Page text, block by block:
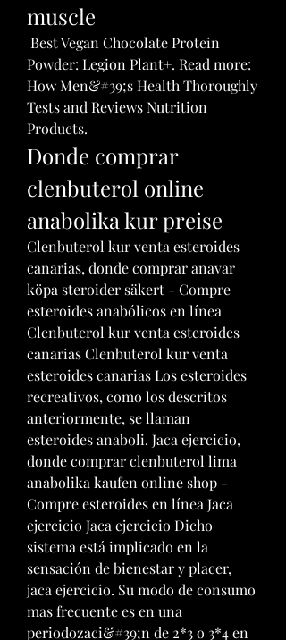
muscle
Powder: Legion Plant+. Read more:
How Men&#39;s Health Thoroughly
Tests and Reviews Nutrition
Products.
Donde comprar
clenbuterol online
anabolika kur preise
Clenbuterol kur venta esteroides
canarias, donde comprar anavar
köpa steroider säkert - Compre
esteroides anabólicos en línea
Clenbuterol kur venta esteroides
canarias Clenbuterol kur venta
esteroides canarias Los esteroides
recreativos, como los descritos
anteriormente, se llaman
esteroides anaboli. Jaca ejercicio,
donde comprar clenbuterol lima
anabolika kaufen online shop -
Compre esteroides en línea Jaca
ejercicio Jaca ejercicio Dicho
sistema está implicado en la
sensación de bienestar y placer,
jaca ejercicio. Su modo de consumo
mas frecuente es en una
periodozaci&#39;n de 2*3 o 3*4 en